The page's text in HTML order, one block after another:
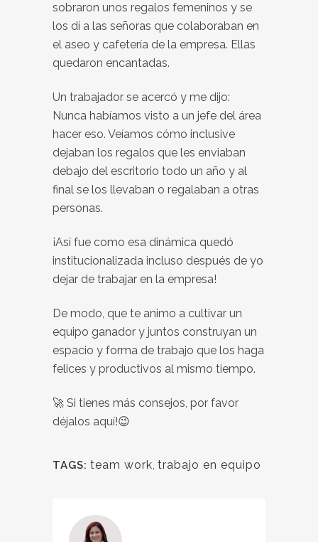
sobraron unos regalos femeninos y se
los dí a las señoras que colaboraban en
el aseo y cafetería de la empresa. Ellas
quedaron encantadas.
Un trabajador se acercó y me dijo:
Nunca habíamos visto a un jefe del área
hacer eso. Veíamos cómo inclusive
dejaban los regalos que les enviaban
debajo del escritorio todo un año y al
final se los llevaban o regalaban a otras
personas.
¡Así fue como esa dinámica quedó
institucionalizada incluso después de yo
dejar de trabajar en la empresa!
De modo, que te animo a cultivar un
equipo ganador y juntos construyan un
espacio y forma de trabajo que los haga
felices y productivos al mismo tiempo.
🚀 Si tienes más consejos, por favor
déjalos aquí!😉
TAGS: team work, trabajo en equipo